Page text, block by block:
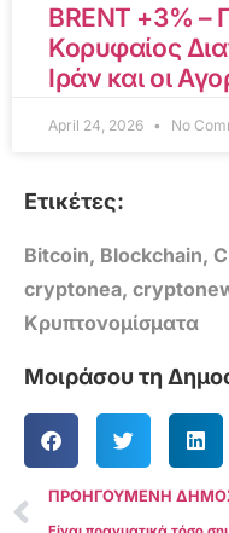
BRENT +3% –
Κορυφαίος
Ιράν και οι
April 24, 2026 No
Ετικέτες:
Bitcoin, Blockchain,
cryptonea,
Κρυπτονομίσματα
Μοιράσου τη